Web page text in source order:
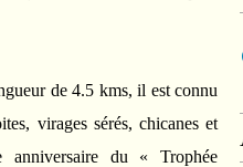
de 4.5 kms, il est connu
virages sérés, chicanes et
anniversaire du « Trophée